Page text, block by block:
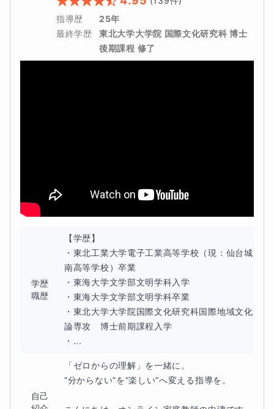
指導歴
25年
最終学歴
東北大学大学院 国際文化研究科 博士
後期課程 修了
学歴
職歴
【学歴】
・東北工業大学電子工業高等学校（現：仙台城
南高等学校）卒業
・東海大学文学部文明学科入学
・東海大学文学部文明学科卒業
・東北大学大学院国際文化研究科国際地域文化
論専攻　博士前期課程入学
・...
自己
「ゼロからの理解」を一緒に。
“分からない”を“楽しい”へ変える指導を。